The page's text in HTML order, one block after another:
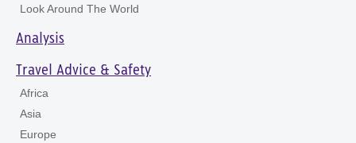
Look Around The World
Analysis
Travel Advice & Safety
Africa
Asia
Europe